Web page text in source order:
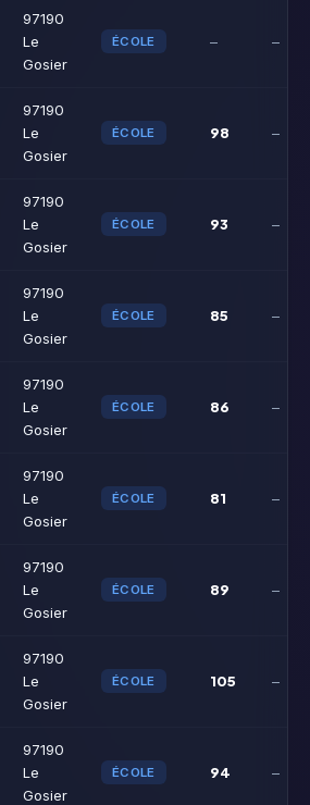
97190
Le
Gosier
ÉCOLE – –
97190
Le
Gosier
ÉCOLE 98 –
97190
Le
Gosier
ÉCOLE 93 –
97190
Le
Gosier
ÉCOLE 85 –
97190
Le
Gosier
ÉCOLE 86 –
97190
Le
Gosier
ÉCOLE 81 –
97190
Le
Gosier
ÉCOLE 89 –
97190
Le
Gosier
ÉCOLE 105 –
97190
Le
Gosier
ÉCOLE 94 –